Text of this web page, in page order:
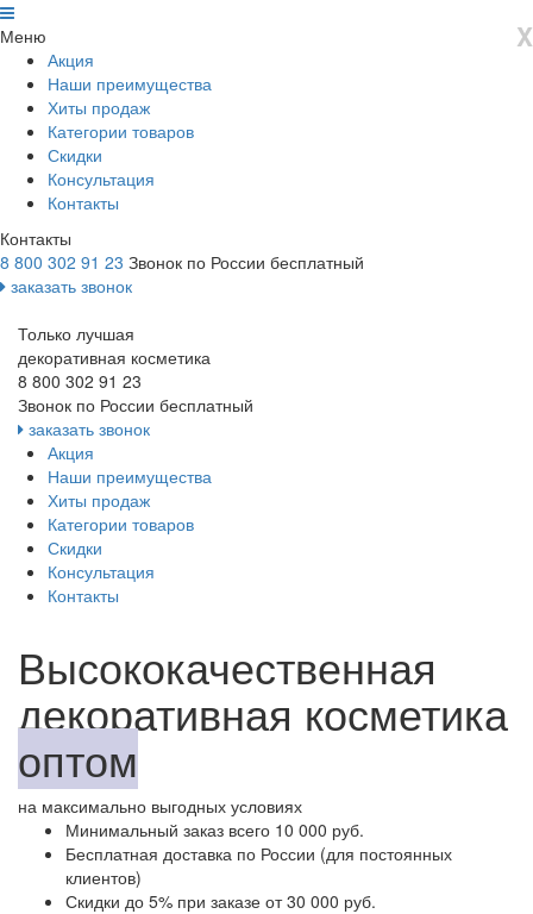
X
Меню
Акция
Наши преимущества
Хиты продаж
Категории товаров
Скидки
Консультация
Контакты
Контакты
8 800 302 91 23 Звонок по России бесплатный
заказать звонок
Только лучшая
декоративная косметика
8 800 302 91 23
Звонок по России бесплатный
заказать звонок
Акция
Наши преимущества
Хиты продаж
Категории товаров
Скидки
Консультация
Контакты
Высококачественная
декоративная косметика
оптом
на максимально выгодных условиях
Минимальный заказ всего 10 000 руб.
Бесплатная доставка по России (для постоянных
клиентов)
Скидки до 5% при заказе от 30 000 руб.